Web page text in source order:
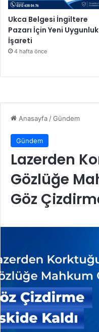
Ukca Belgesi İngiltere
Pazarı İçin Yeni Uygunluk
İşareti
4 hafta önce